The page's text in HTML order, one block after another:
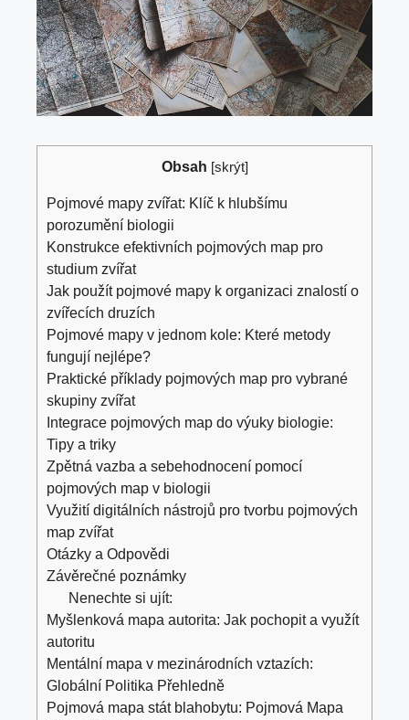
Obsah [skrýt]
Pojmové mapy zvířat: Klíč k hlubšímu
porozumění biologii
Konstrukce efektivních pojmových map pro
studium zvířat
Jak použít pojmové mapy k organizaci znalostí o
zvířecích druzích
Pojmové mapy v jednom kole: Které metody
fungují nejlépe?
Praktické příklady pojmových map pro vybrané
skupiny zvířat
Integrace pojmových map do výuky biologie:
Tipy a triky
Zpětná vazba a sebehodnocení pomocí
pojmových map v biologii
Využití digitálních nástrojů pro tvorbu pojmových
map zvířat
Otázky a Odpovědi
Závěrečné poznámky
Nenechte si ujít:
Myšlenková mapa autorita: Jak pochopit a využít
autoritu
Mentální mapa v mezinárodních vztazích:
Globální Politika Přehledně
Pojmová mapa stát blahobytu: Pojmová Mapa